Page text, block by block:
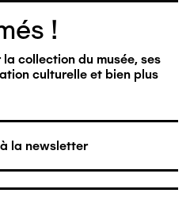
!
collection du musée, ses
culturelle et bien plus
la newsletter